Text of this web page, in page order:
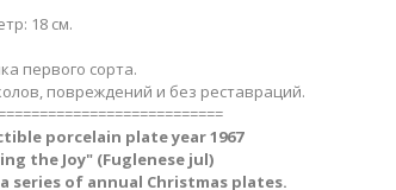
18 см.
первого сорта.
повреждений и без реставраций.
porcelain plate year 1967
the Joy" (Fuglenese jul​)
series of annual Christmas plates.